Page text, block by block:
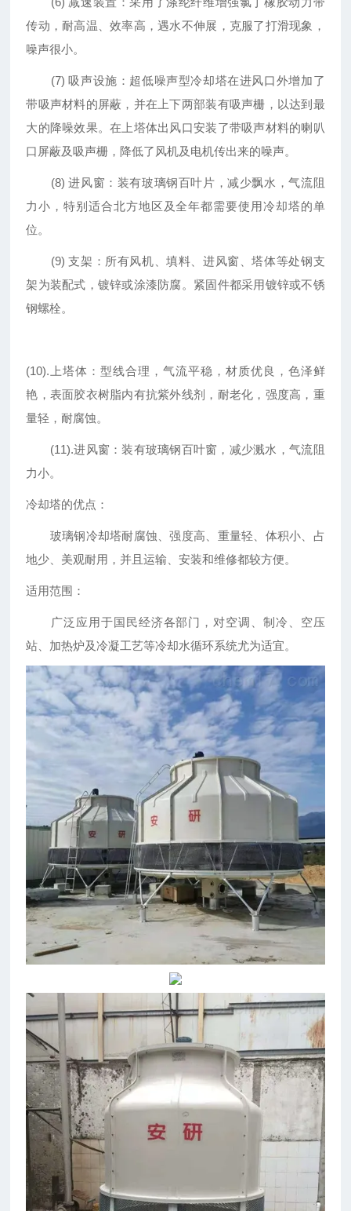
传动，耐高温、效率高，遇水不伸展，克服了打滑现象，
噪声很小。
(7) 吸声设施：超低噪声型冷却塔在进风口外增加了
带吸声材料的屏蔽，并在上下两部装有吸声栅，以达到最
大的降噪效果。在上塔体出风口安装了带吸声材料的喇叭
口屏蔽及吸声栅，降低了风机及电机传出来的噪声。
(8) 进风窗：装有玻璃钢百叶片，减少飘水，气流阻
力小，特别适合北方地区及全年都需要使用冷却塔的单
位。
(9) 支架：所有风机、填料、进风窗、塔体等处钢支
架为装配式，镀锌或涂漆防腐。紧固件都采用镀锌或不锈
钢螺栓。
(10).上塔体：型线合理，气流平稳，材质优良，色泽鲜
艳，表面胶衣树脂内有抗紫外线剂，耐老化，强度高，重
量轻，耐腐蚀。
(11).进风窗：装有玻璃钢百叶窗，减少溅水，气流阻
力小。
冷却塔的优点：
玻璃钢冷却塔耐腐蚀、强度高、重量轻、体积小、占
地少、美观耐用，并且运输、安装和维修都较方便。
适用范围：
广泛应用于国民经济各部门，对空调、制冷、空压
站、加热炉及冷凝工艺等冷却水循环系统尤为适宜。